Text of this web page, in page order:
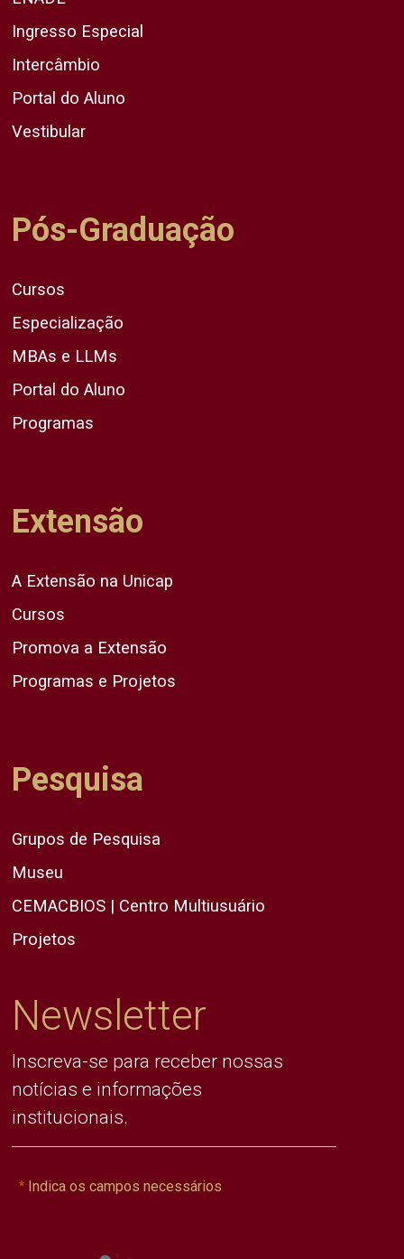
Ingresso Especial
Intercâmbio
Portal do Aluno
Vestibular
Pós-Graduação
Cursos
Especialização
MBAs e LLMs
Portal do Aluno
Programas
Extensão
A Extensão na Unicap
Cursos
Promova a Extensão
Programas e Projetos
Pesquisa
Grupos de Pesquisa
Museu
CEMACBIOS | Centro Multiusuário
Projetos
Newsletter
Inscreva-se para receber nossas
notícias e informações
institucionais.
Indica os campos necessários